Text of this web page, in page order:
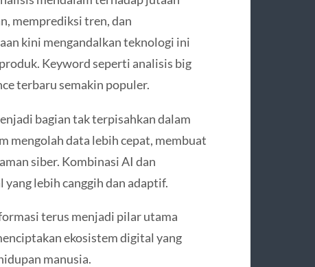
memprediksi tren, dan
kini mengandalkan teknologi ini
Keyword seperti analisis big
terbaru semakin populer.
bagian tak terpisahkan dalam
mengolah data lebih cepat, membuat
siber. Kombinasi AI dan
lebih canggih dan adaptif.
terus menjadi pilar utama
ekosistem digital yang
manusia.